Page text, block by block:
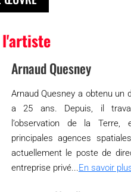
l'artiste
Arnaud Quesney
Arnaud Quesney a obtenu
a 25 ans. Depuis, il
l’observation de la Terre,
principales agences
actuellement le poste de
entreprise privé...En savoir